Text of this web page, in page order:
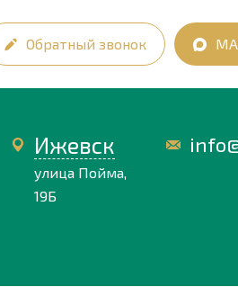
Обратный звонок
Ижевск
улица Пойма,
19Б